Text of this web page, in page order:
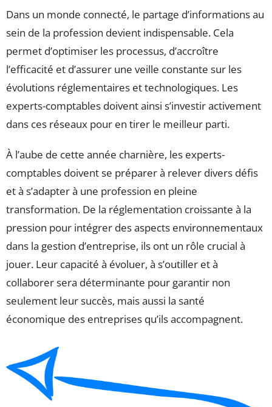
Dans un monde connecté, le partage d’informations au
sein de la profession devient indispensable. Cela
permet d’optimiser les processus, d’accroître
l’efficacité et d’assurer une veille constante sur les
évolutions réglementaires et technologiques. Les
experts-comptables doivent ainsi s’investir activement
dans ces réseaux pour en tirer le meilleur parti.
À l’aube de cette année charnière, les experts-
comptables doivent se préparer à relever divers défis
et à s’adapter à une profession en pleine
transformation. De la réglementation croissante à la
pression pour intégrer des aspects environnementaux
dans la gestion d’entreprise, ils ont un rôle crucial à
jouer. Leur capacité à évoluer, à s’outiller et à
collaborer sera déterminante pour garantir non
seulement leur succès, mais aussi la santé
économique des entreprises qu’ils accompagnent.